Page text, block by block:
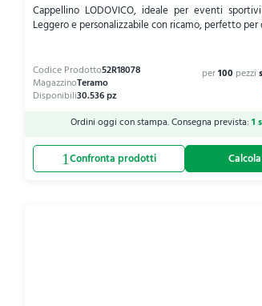
Cappellino LODOVICO, ideale per eventi
Leggero e personalizzabile con ricamo, perfetto per
per100 pezzi
Ordini oggi con stampa. Consegna prevista: 1